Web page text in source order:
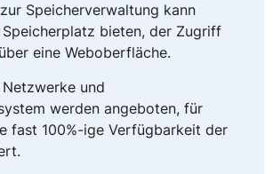
Speicherverwaltung kann
bieten, der Zugriff
eine Weboberfläche.
und
werden angeboten, für
fast 100%-ige Verfügbarkeit der